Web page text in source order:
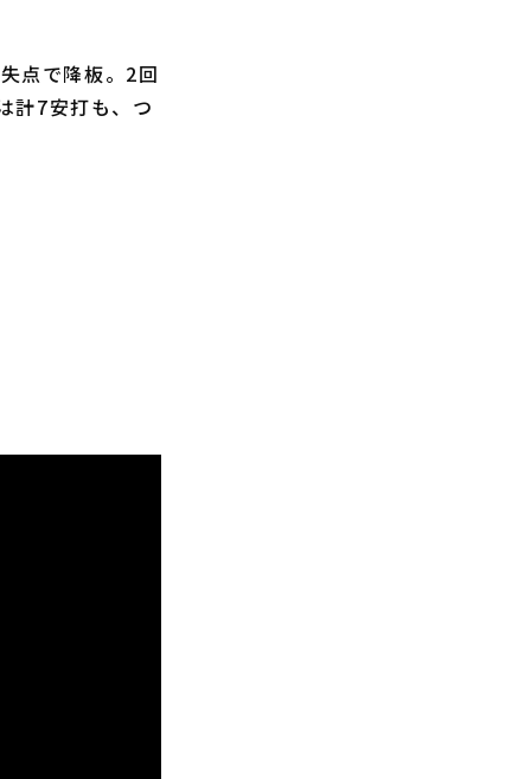
点で降板。2回
計7安打も、つ